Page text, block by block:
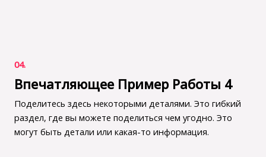
04.
Впечатляющее Пример Работы 4
Поделитесь здесь некоторыми деталями. Это гибкий
раздел, где вы можете поделиться чем угодно. Это
могут быть детали или какая-то информация.